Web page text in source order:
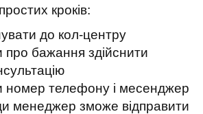
кроків:
до кол-центру
про бажання здійснити
номер телефону і месенджер
менеджер зможе відправити